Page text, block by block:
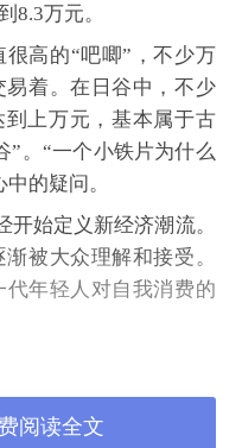
8.3万元。
高的“吧唧”，不少万
易着。在日谷中，不少
上万元，基本属于古
”。“一个小铁片为什么
的疑问。
始定义新经济潮流。
被大众理解和接受。
年轻人对自我消费的
等IP为原型制作的二
20个一、二线城市的
阅读全文